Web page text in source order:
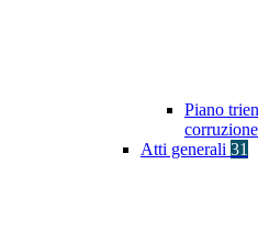
Piano
Atti generali 31